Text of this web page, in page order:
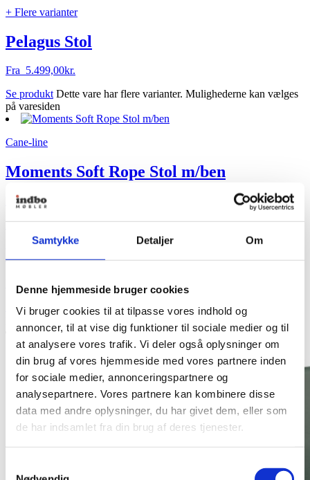
Samtykke Detaljer Om
Denne hjemmeside bruger cookies
Vi bruger cookies til at tilpasse vores indhold og
annoncer, til at vise dig funktioner til sociale medier og til
at analysere vores trafik. Vi deler også oplysninger om
din brug af vores hjemmeside med vores partnere inden
for sociale medier, annonceringspartnere og
analysepartnere. Vores partnere kan kombinere disse
data med andre oplysninger, du har givet dem, eller som
de har indsamlet fra din brug af deres tjenester.
+ Flere varianter
Pelagus Stol
Fra 5.499,00kr.
Se produkt Dette vare har flere varianter. Mulighederne kan vælges
på varesiden
Cane-line
Moments Soft Rope Stol m/ben
Fra4.318,00
+ Flere varianter
Fra 4.318,00
Se produkt Dette vare har flere varianter. Mulighederne kan vælges
på varesiden
Nyhed